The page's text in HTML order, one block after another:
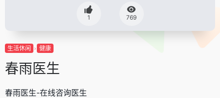
1 769
生活休闲 健康
春雨医生
春雨医生-在线咨询医生